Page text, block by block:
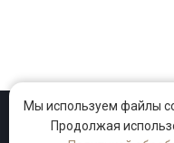
Мы используем файлы
Продолжая